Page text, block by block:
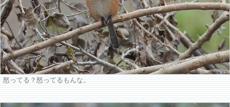
怒ってる？怒ってるもんな。